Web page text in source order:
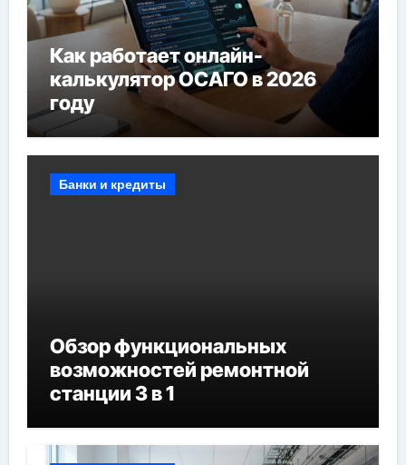
Как работает онлайн-
калькулятор ОСАГО в 2026
году
Банки и кредиты
Обзор функциональных
возможностей ремонтной
станции 3 в 1